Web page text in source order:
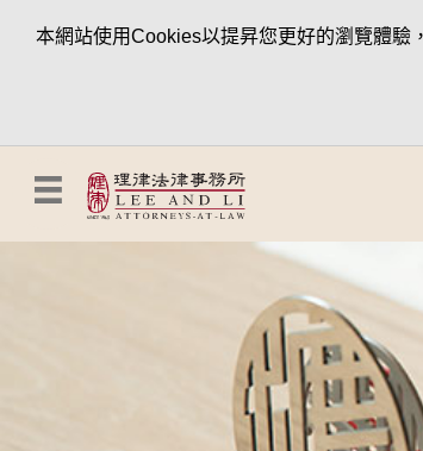
本網站使用Cookies以提昇您更好的瀏覽體